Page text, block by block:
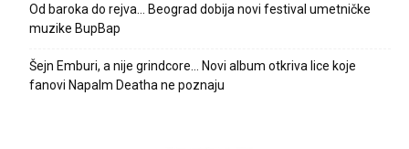
Od baroka do rejva… Beograd dobija novi festival umetničke
muzike BupBap
Šejn Emburi, a nije grindcore… Novi album otkriva lice koje
fanovi Napalm Deatha ne poznaju